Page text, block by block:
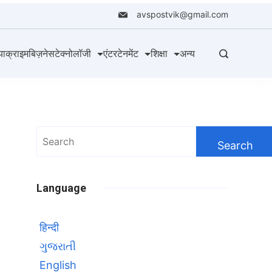
avspostvik@gmail.com
क्राइमबिज़नेसटेक्नोलॉजी एंटरटेनमेंट शिक्षा अन्य
Search
Language
हिन्दी
ગુજરાતી
English